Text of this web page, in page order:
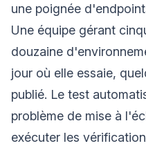
une poignée
Une équipe gérant
douzaine
jour où elle essaie,
publié. Le test
problème de mise à
exécuter les